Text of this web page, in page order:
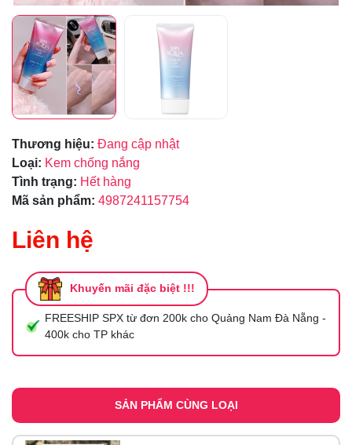
Thương hiệu: Đang cập nhật
Loại: Kem chống nắng
Tình trạng: Hết hàng
Mã sản phẩm: 4987241157754
Liên hệ
Khuyến mãi đặc biệt !!!
FREESHIP SPX từ đơn 200k cho Quảng Nam Đà Nẵng -
400k cho TP khác
SẢN PHẨM CÙNG LOẠI